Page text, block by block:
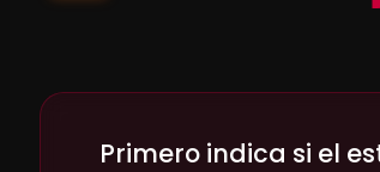
Primero indica si el